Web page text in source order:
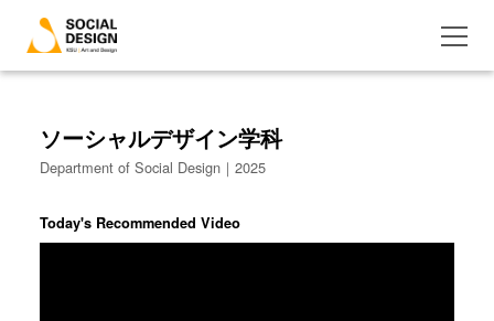
ソーシャルデザイン学科
Department of Social Design｜2025
Today's Recommended Video